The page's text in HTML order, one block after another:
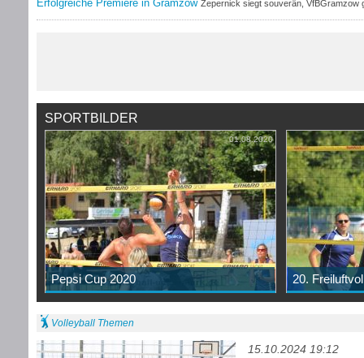
Erfolgreiche Premiere in Gramzow Zepernick siegt souverän, VfBGramzow
SPORTBILDER
01.08.2020
Pepsi Cup 2020 20.
Volleyball Themen
15.10.2024 19:12